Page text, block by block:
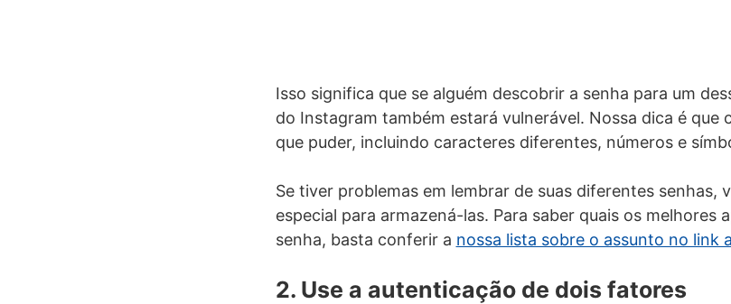
Isso significa que se alguém descobrir a senha para um
do Instagram também estará vulnerável. Nossa dica é que
que puder, incluindo caracteres diferentes, números e
Se tiver problemas em lembrar de suas diferentes senhas,
especial para armazená-las. Para saber quais os melhores
senha, basta conferir a nossa lista sobre o assunto no link
2. Use a autenticação de dois fatores